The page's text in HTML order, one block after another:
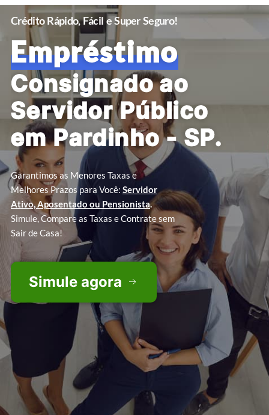
Crédito Rápido, Fácil e Super Seguro!
Empréstimo
Consignado ao
Servidor Público
em Pardinho - SP.
Garantimos as Menores Taxas e
Melhores Prazos para Você: Servidor
Ativo, Aposentado ou Pensionista.
Simule, Compare as Taxas e Contrate sem
Sair de Casa!
Simule agora